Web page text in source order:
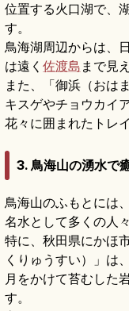
位置する火口湖で、
す。
鳥海湖周辺からは、
は遠く 佐渡島 まで見
また、「御浜（おは
キスゲやチョウカイ
花々に囲まれたトレ
3. 鳥海山の湧水で
鳥海山のふもとには
名水として多くの人
特に、秋田県にかほ
くりゅうすい）」は
月をかけて苔むした
す。